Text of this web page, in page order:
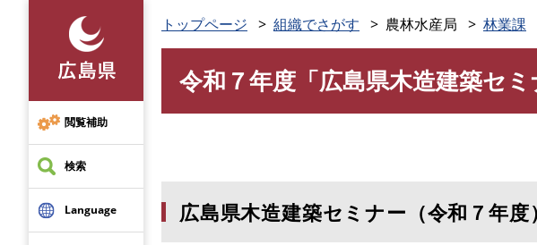
先
頭
で
す
閲覧補助
検索
Language
トップページ 組織でさがす 農林水産局 林業課
令和７年度「広島県木造建築セ
広島県木造建築セミナー​（令和７年度）